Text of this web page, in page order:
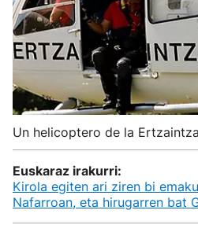
Un helicoptero de la
Euskaraz irakurri:
Kirola egiten ari ziren bi
Nafarroan, eta hirugarren bat